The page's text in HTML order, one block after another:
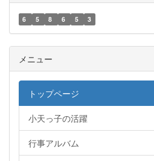
6 5 8 6 5 3
メニュー
トップページ
小天っ子の活躍
行事アルバム